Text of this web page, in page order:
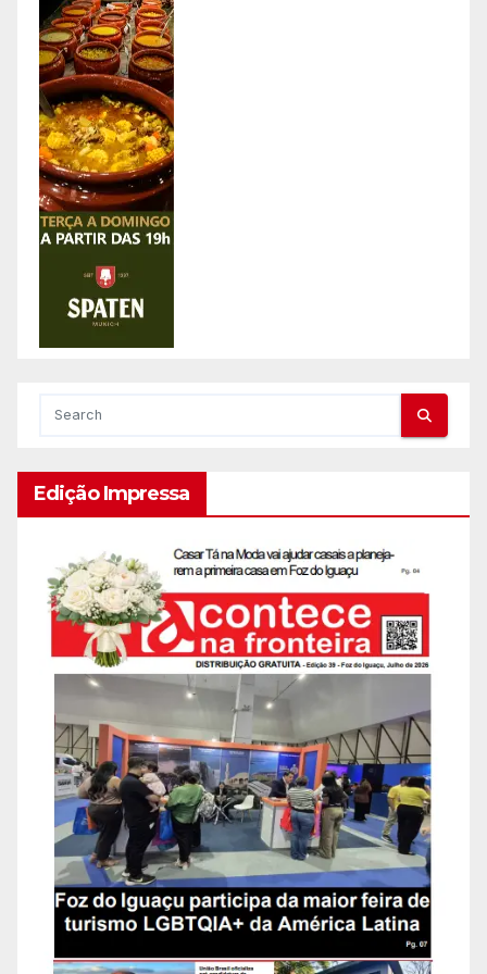
Edição Impressa